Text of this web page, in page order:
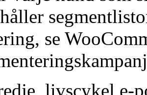
se
livscykel e-